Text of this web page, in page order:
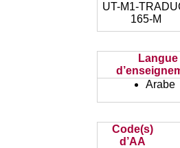
UT-M1-
165-M
Langue
Arabe
Code(s)
d’AA